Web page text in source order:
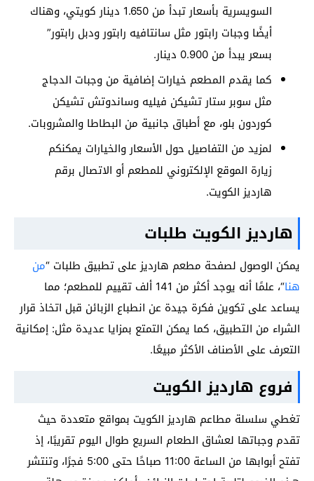
السويسرية بأسعار تبدأ من 1.650 دينار كويتي، وهناك
أيضًا وجبات رابتور مثل سانتافيه رابتور ودبل رابتور”
بسعر يبدأ من 0.900 دينار.
كما يقدم المطعم خيارات إضافية من وجبات الدجاج
مثل سوبر ستار تشيكن فيليه وساندوتش تشيكن
كوردون بلو، مع أطباق جانبية من البطاطا والمشروبات.
لمزيد من التفاصيل حول الأسعار والخيارات يمكنكم
زيارة الموقع الإلكتروني للمطعم أو الاتصال برقم
هارديز الكويت.
هارديز الكويت طلبات
يمكن الوصول لصفحة مطعم هارديز على تطبيق طلبات “من
هنا
“، علمًا أنه يوجد أكثر من 141 ألف تقييم للمطعم؛ مما
يساعد على تكوين فكرة جيدة عن انطباع الزبائن قبل اتخاذ قرار
الشراء من التطبيق، كما يمكن التمتع بمزايا عديدة مثل: إمكانية
التعرف على الأصناف الأكثر مبيعًا.
فروع هارديز الكويت
تغطي سلسلة مطاعم هارديز الكويت بمواقع متعددة حيث
تقدم وجباتها لعشاق الطعام السريع طوال اليوم تقريبًا، إذ
تفتح أبوابها من الساعة 11:00 صباحًا حتى 5:00 فجرًا، وتنتشر